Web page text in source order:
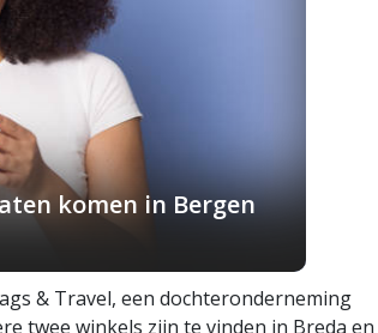
komen in Bergen
& Travel, een dochteronderneming
twee winkels zijn te vinden in Breda en